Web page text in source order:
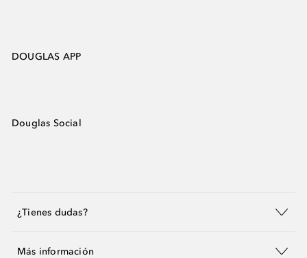
DOUGLAS APP
Douglas Social
¿Tienes dudas?
Más información